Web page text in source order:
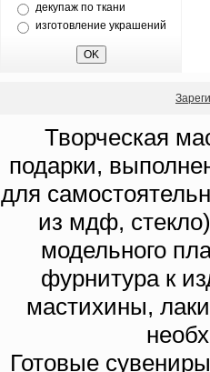
декупаж по ткани
изготовление украшений
Творческая
подарки,
для
из мдф,
модельного
фурнитура к
мастихины,
Готовые